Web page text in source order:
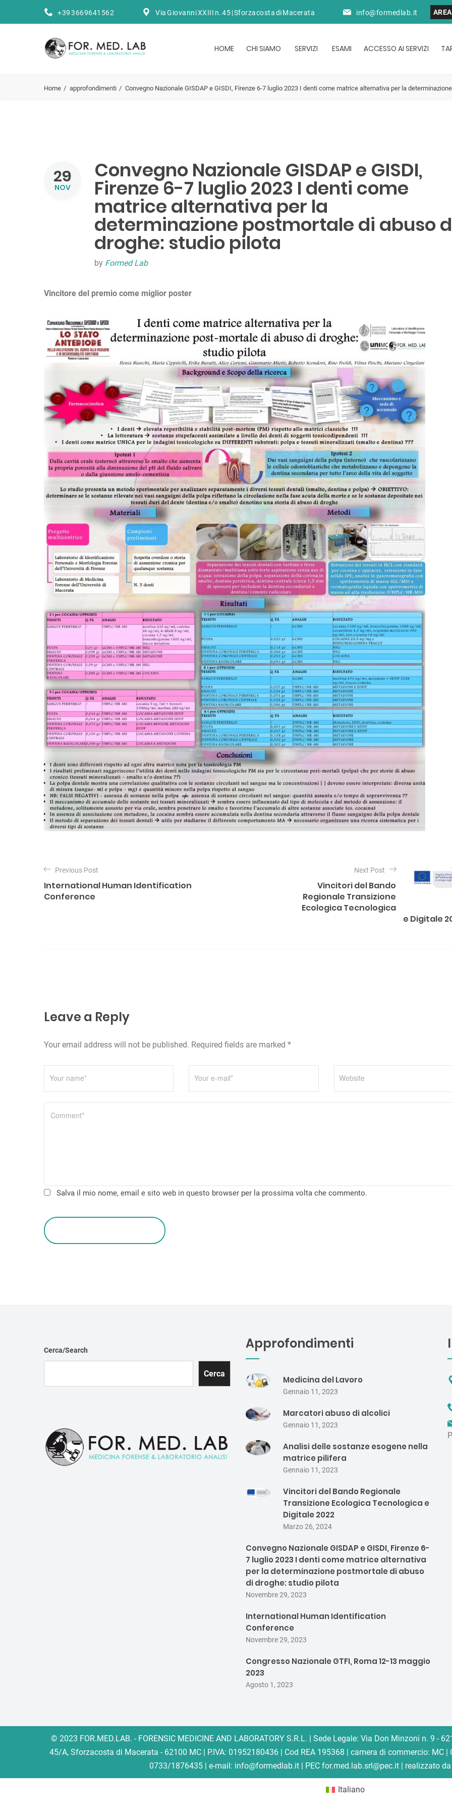
+39 3669641562 Via Giovanni XXIII n. 45 | Sforzacosta di Macerata info@formedlab.it
HOME CHI SIAMO SERVIZI ESAMI ACCESSO AI SERVIZI
Home approfondimenti Convegno Nazionale GISDAP e GISDI, Firenze 6-7 luglio 2023 I denti come matrice alternativa per la
29
NOV
Convegno Nazionale GISDAP e GISDI,
Firenze 6-7 luglio 2023 I denti come
matrice alternativa per la
determinazione postmortale di abuso
droghe: studio pilota
by Formed Lab
Vincitore del premio come miglior poster
N
a
v
o
n
e
a
r
t
i
Previous Post
International Human Identification
Conference
Next Post
Vincitori del Bando
Regionale Transizione
Ecologica Tecnologica
e Digitale
Leave a Reply
Your email address will not be published. Required fields are marked *
Salva il mio nome, email e sito web in questo browser per la prossima volta che commento.
Cerca/Search
Cerca
Approfondimenti
Medicina del Lavoro
Gennaio 11, 2023
Marcatori abuso di alcolici
Gennaio 11, 2023
Analisi delle sostanze esogene nella
matrice pilifera
Gennaio 11, 2023
Vincitori del Bando Regionale
Transizione Ecologica Tecnologica e
Digitale 2022
Marzo 26, 2024
Convegno Nazionale GISDAP e GISDI, Firenze 6-
7 luglio 2023 I denti come matrice alternativa
per la determinazione postmortale di abuso
di droghe: studio pilota
Novembre 29, 2023
International Human Identification
Conference
Novembre 29, 2023
Congresso Nazionale GTFI, Roma 12-13 maggio
2023
Agosto 1, 2023
© 2023 FOR.MED.LAB. - FORENSIC MEDICINE AND LABORATORY S.R.L. | Sede Legale: Via Don Minzoni n. 9 -
45/A, Sforzacosta di Macerata - 62100 MC | P.IVA: 01952180436 | Cod REA 195368 | camera di commercio: MC
0733/1876435 | e-mail: info@formedlab.it | PEC for.med.lab.srl@pec.it | realizzato
Italiano